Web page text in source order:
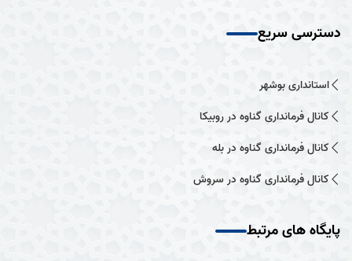
دسترسی سریع
استانداری بوشهر
کانال فرمانداری گناوه در روبیکا
کانال فرمانداری گناوه در بله
کانال فرمانداری گناوه در سروش
پایگاه های مرتبط